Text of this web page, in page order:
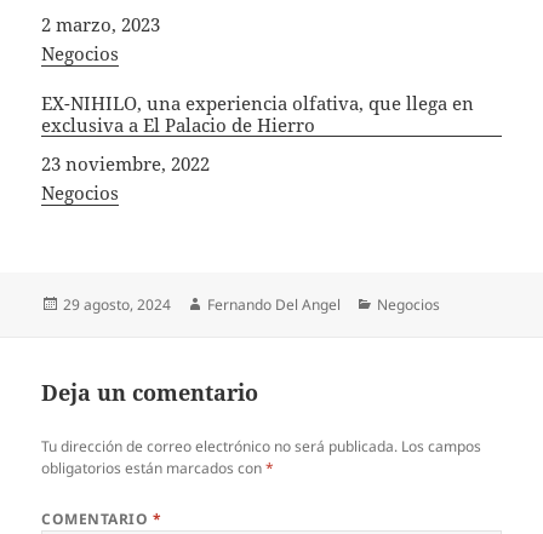
Fecha
2 marzo, 2023
In relation to
Negocios
EX-NIHILO, una experiencia olfativa, que llega en
exclusiva a El Palacio de Hierro
Fecha
23 noviembre, 2022
In relation to
Negocios
Publicado
29 agosto, 2024 Autor
Fernando Del Angel Categorías
Negocios
Deja un comentario
Tu dirección de correo electrónico no será publicada. Los campos
obligatorios están marcados con*
COMENTARIO *